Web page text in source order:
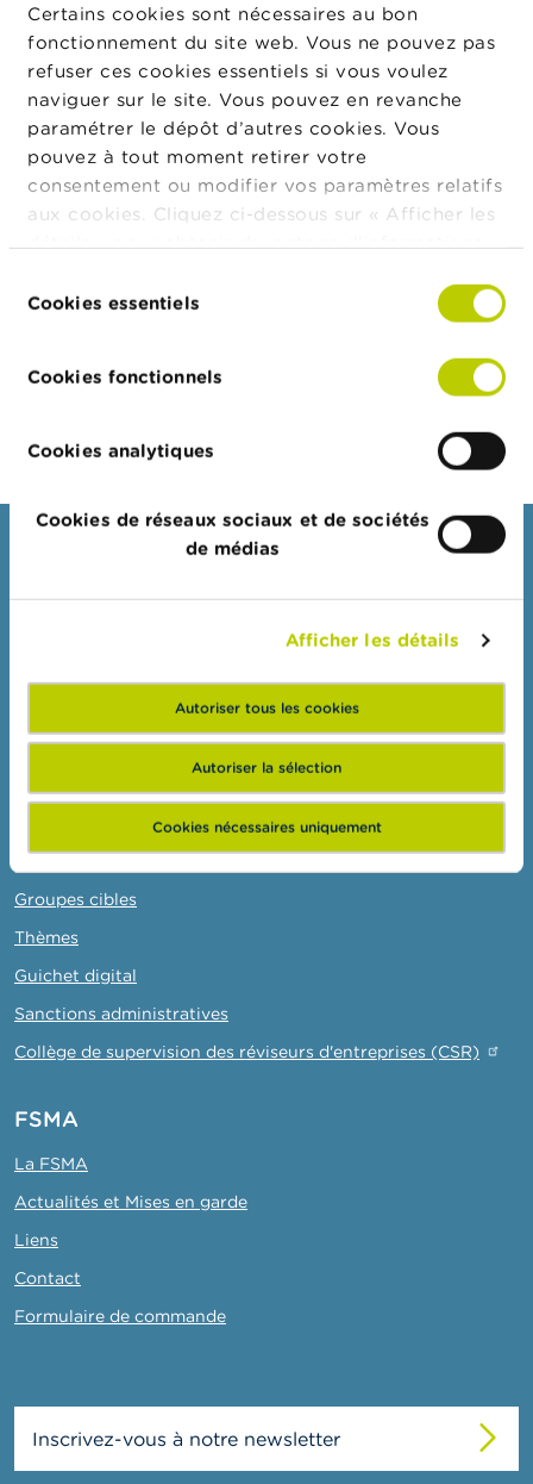
Certains cookies sont nécessaires au bon
fonctionnement du site web. Vous ne pouvez pas
refuser ces cookies essentiels si vous voulez
naviguer sur le site. Vous pouvez en revanche
paramétrer le dépôt d’autres cookies. Vous
pouvez à tout moment retirer votre
consentement ou modifier vos paramètres relatifs
aux cookies. Cliquez ci-dessous sur « Afficher les
consultable dans son intégralité
duCookies essentiels
Cookies fonctionnels
Cookies analytiques
Cookies de réseaux sociaux et de sociétés
de médias
Afficher les détails
Autoriser tous les cookies
Autoriser la sélection
Cookies nécessaires uniquement
e
n
g
d
e
E
p
o
e
h
24/07/2026
Communiqué de presse relatif à la suspension
de la cotation de IEP INVEST
22/07/2026
Évolution du secteur des fonds
d’investissement belges au premier trimestre
2026
15/07/2026
Consommateurs
Thèmes
Attention aux fraudes
Vérifiez votre fournisseur
Pour vos questions d'argent : Wikifin
Professionnels
Groupes cibles
Thèmes
Guichet digital
Sanctions administratives
Collège de supervision des réviseurs d'entreprises (CSR)
FSMA
La FSMA
Actualités et Mises en garde
Liens
Contact
Formulaire de commande
Inscrivez-vous à notre newsletter